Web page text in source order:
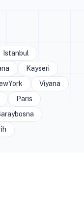
Istanbul
Kayseri
Viyana
Paris